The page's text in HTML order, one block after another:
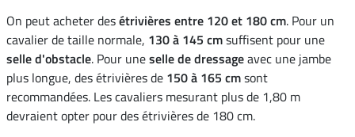
On peut acheter desétrivières entre 120 et 180 cm. Pour un
cavalier de taille normale, 130 à 145 cmsuffisent pour une
selle d'obstacle. Pour uneselle de dressageavec une jambe
plus longue, des étrivières de 150 à 165 cmsont
recommandées. Les cavaliers mesurant plus de 1,80 m
devraient opter pour des étrivières de 180 cm.